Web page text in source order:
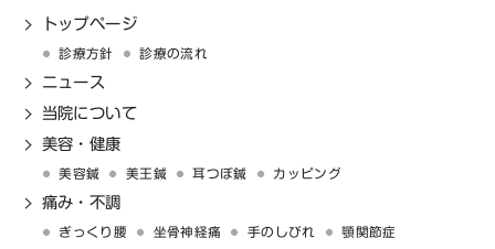
トップページ
診療方針 診療の流れ
ニュース
当院について
美容・健康
美容鍼 美王鍼 耳つぼ鍼 カッピング
痛み・不調
ぎっくり腰 坐骨神経痛 手のしびれ 顎関節症